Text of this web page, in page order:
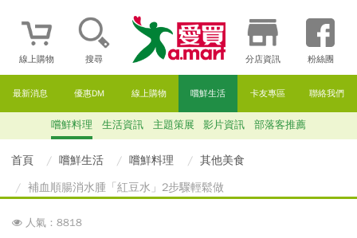
線上購物 搜尋 分店資訊 粉絲團
最新消息 優惠DM 線上購物 嚐鮮生活 卡友專區 聯絡我們
嚐鮮料理 生活資訊 主題策展 影片資訊 部落客推薦
首頁 嚐鮮生活 嚐鮮料理
其他美食
補血順腸消水腫「紅豆水」2步驟輕鬆做
人氣：8818